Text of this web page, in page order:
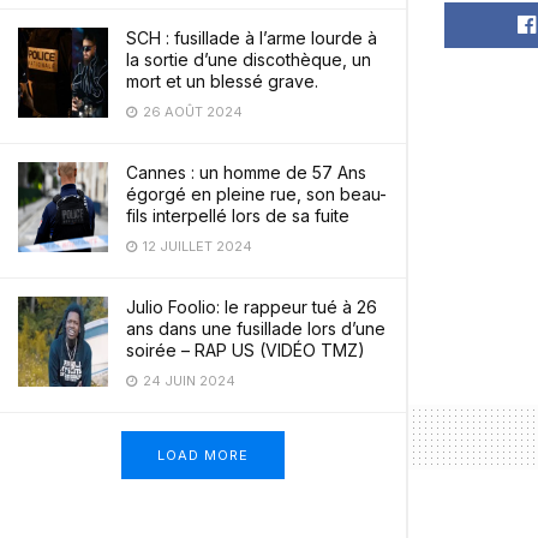
SCH : fusillade à l’arme lourde à
la sortie d’une discothèque, un
mort et un blessé grave.
26 AOÛT 2024
Cannes : un homme de 57 Ans
égorgé en pleine rue, son beau-
fils interpellé lors de sa fuite
12 JUILLET 2024
Julio Foolio: le rappeur tué à 26
ans dans une fusillade lors d’une
soirée – RAP US (VIDÉO TMZ)
24 JUIN 2024
LOAD MORE